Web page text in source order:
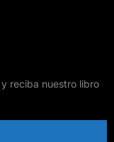
reciba nuestro libro